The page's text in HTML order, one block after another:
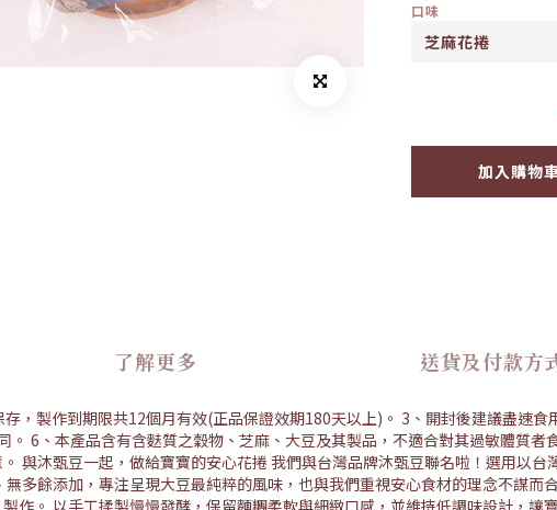
口味
加入購物
了解更多 送貨及付款方
，製作到期限共12個月有效(正品保證效期180天以上)。 3、開封後建議盡速
6、本產品含有含麩質之穀物、芝麻、大豆及其製品，不適合對其過敏體質
與沐甄豆一起，做給寶寶的安心花捲 我們與台灣品牌沐甄豆聯名啦！選用以
多餘添加，專注呈現大豆最純粹的風味，也與我們重視安心食材的理念不謀